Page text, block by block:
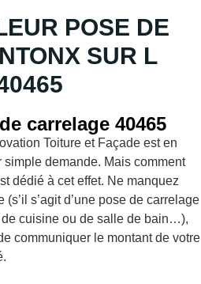
POSE DE
SUR L
carrelage 40465
Toiture et Façade est en
simple demande. Mais comment
dédié à cet effet. Ne manquez
s’agit d’une pose de carrelage
de cuisine ou de salle de bain…),
communiquer le montant de votre